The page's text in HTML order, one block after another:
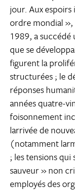
jour. Aux espoirs
ordre mondial »,
1989, a
que se
figurent la
structurées ; le
réponses
années quatre-
foisonnement
larrivée de
(notamment
; les tensions qui
sauveur » non
employés des